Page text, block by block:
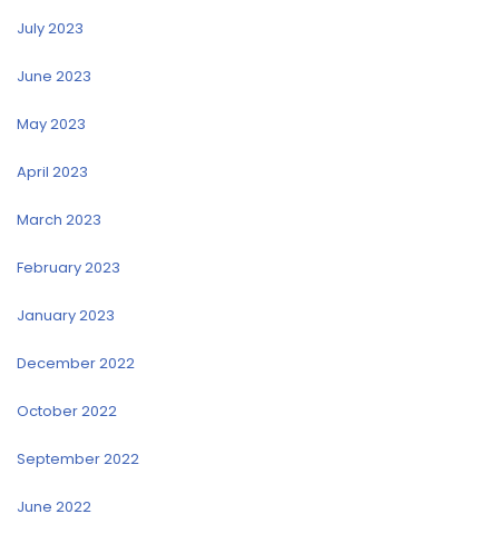
July 2023
June 2023
May 2023
April 2023
March 2023
February 2023
January 2023
December 2022
October 2022
September 2022
June 2022